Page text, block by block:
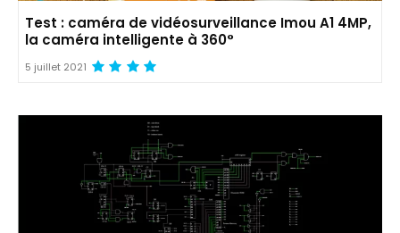
Test : caméra de vidéosurveillance Imou A1 4MP,
la caméra intelligente à 360°
5 juillet 2021